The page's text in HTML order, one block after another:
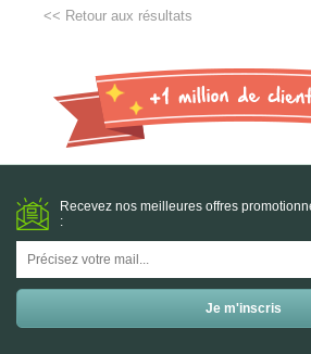
<< Retour aux résultats
Recevez nos meilleures offres
: